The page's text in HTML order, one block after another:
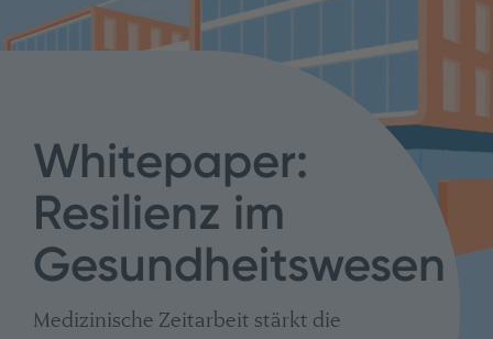
Whitepaper:
Resilienz im
Gesundheitswesen
Medizinische Zeitarbeit stärkt die